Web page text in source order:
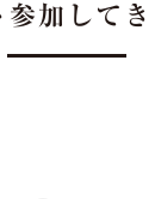
参加して